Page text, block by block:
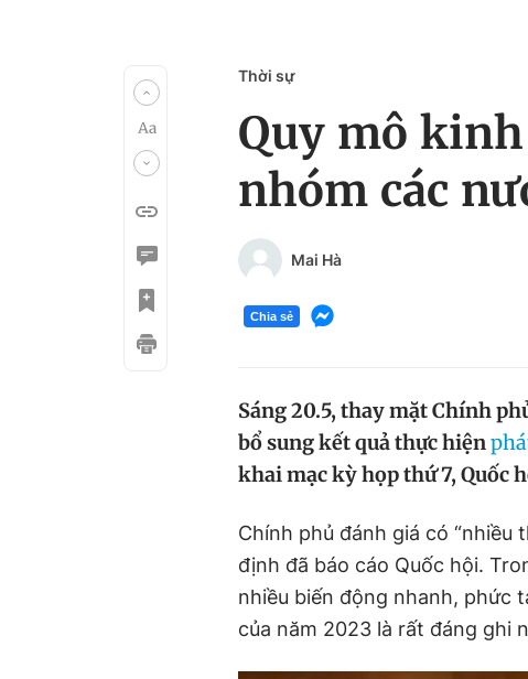
Thời sự
Quy mô kinh
nhóm các
Mai Hà
Chia sẻ
Sáng 20.5, thay mặt Chính
bổ sung kết quả thực hiện
khai mạc kỳ họp thứ 7, Quốc
Chính phủ đánh giá có “nhiều
định đã báo cáo Quốc hội.
nhiều biến động nhanh, phức
của năm 2023 là rất đáng ghi